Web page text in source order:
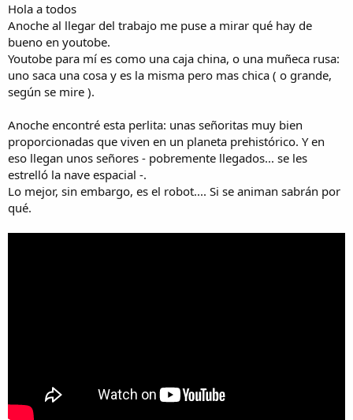
Hola a todos
Anoche al llegar del trabajo me puse a mirar qué hay de
bueno en youtobe.
Youtobe para mí es como una caja china, o una muñeca rusa:
uno saca una cosa y es la misma pero mas chica ( o grande,
según se mire ).
Anoche encontré esta perlita: unas señoritas muy bien
proporcionadas que viven en un planeta prehistórico. Y en
eso llegan unos señores - pobremente llegados... se les
estrelló la nave espacial -.
Lo mejor, sin embargo, es el robot.... Si se animan sabrán por
qué.